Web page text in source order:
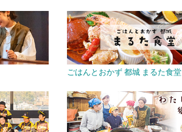
ごはんとおかず 都城 まるた食堂